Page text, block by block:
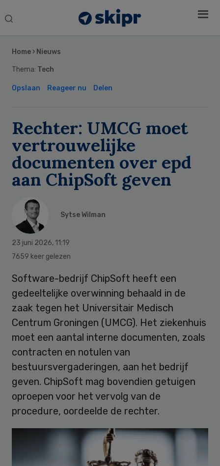
Search
Home › Nieuws
Thema: Tech
Opslaan Reageer nu Delen
Rechter: UMCG moet
vertrouwelijke
documenten over epd
aan ChipSoft geven
Sytse Wilman
23 juni 2026, 11:19
7659 keer gelezen
Software-bedrijf ChipSoft heeft een
gedeeltelijke overwinning behaald in de
zaak tegen het Universitair Medisch
Centrum Groningen (UMCG). Het ziekenhuis
moet een aantal interne documenten, zoals
contracten en notulen van
bestuursvergaderingen, aan het bedrijf
geven. ChipSoft mag bovendien getuigen
oproepen voor het vervolg van de
procedure, oordeelde de rechter.
Sidebar